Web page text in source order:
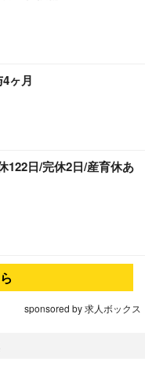
ヶ月
122日/完休2日/産育休あ
sponsored by 求人ボックス